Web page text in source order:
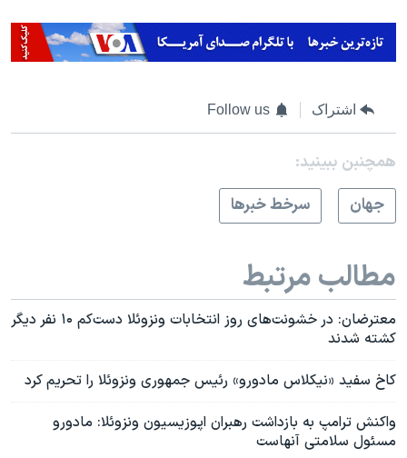
اشتراک Follow us
همچنبن ببینید:
جهان
سرخط خبرها
مطالب مرتبط
معترضان:‌ در خشونت‌های روز انتخابات ونزوئلا دست‌کم ۱۰ نفر دیگر
کشته شدند
کاخ سفید «نیکلاس مادورو» رئیس جمهوری ونزوئلا را تحریم کرد
واکنش ترامپ به بازداشت رهبران اپوزیسیون ونزوئلا: مادورو
مسئول سلامتی آنهاست